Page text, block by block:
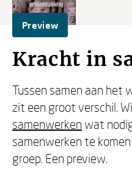
Preview
Kracht in
Tussen samen aan het
zit een groot verschil.
samenwerken wat
samenwerken te
groep. Een preview.